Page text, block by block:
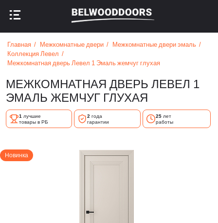
НАЗАД В МЕНЮ
НАЗАД В МЕНЮ
Главная Межкомнатные двери
Межкомнатные двери эмаль
Коллекция Левел
Межкомнатная дверь Левел 1 Эмаль жемчуг глухая
МЕЖКОМНАТНАЯ ДВЕРЬ ЛЕВЕЛ 1
ЭМАЛЬ ЖЕМЧУГ ГЛУХАЯ
1 лучшие
товары в РБ
2 года
гарантии
25лет
работы
Новинка